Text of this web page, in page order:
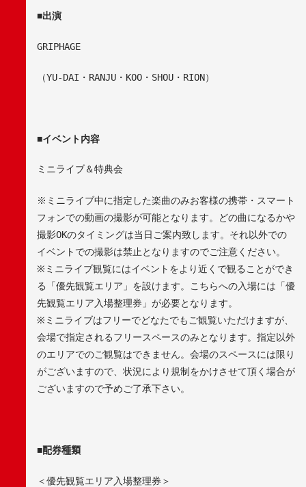
■出演
GRIPHAGE
（YU-DAI ・ RANJU ・ KOO ・ SHOU ・ RION）
■イベント内容
ミニライブ＆特典会
※ ミニライブ中に指定した楽曲のみお客様の携帯・スマート
フォンでの動画の撮影が可能となります。どの曲になるかや
撮影OKのタイミングは当日ご案内致します。それ以外での
イベントでの撮影は禁止となりますのでご注意ください。
※ ミニライブ観覧にはイベントをより近くで観ることができ
る「優先観覧エリア」を設けます。こちらへの入場には「優
先観覧エリア入場整理券」が必要となります。
※ ミニライブはフリーでどなたでもご観覧いただけますが、
会場で指定されるフリースペースのみとなります。指定以外
のエリアでのご観覧はできません。会場のスペースには限り
がございますので、状況により規制をかけさせて頂く場合が
ございますので予めご了承下さい。
■配券種類
＜優先観覧エリア入場整理券＞